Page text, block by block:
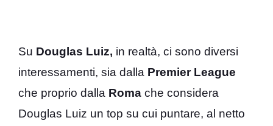
Su Douglas Luiz, in realtà, ci sono diversi
interessamenti, sia dalla Premier League
che proprio dalla Roma che considera
Douglas Luiz un top su cui puntare, al netto